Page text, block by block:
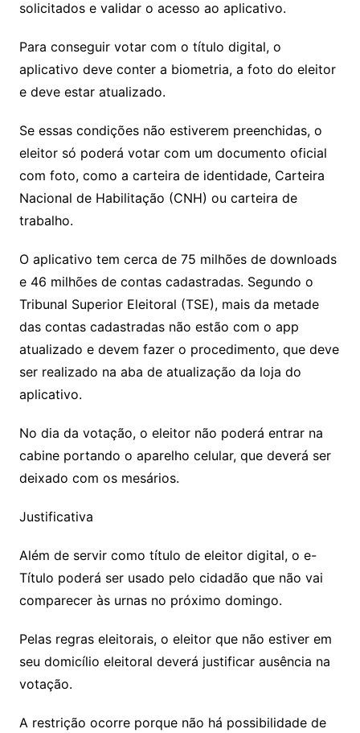
solicitados e validar o acesso ao aplicativo.
Para conseguir votar com o título digital, o
aplicativo deve conter a biometria, a foto do eleitor
e deve estar atualizado.
Se essas condições não estiverem preenchidas, o
eleitor só poderá votar com um documento oficial
com foto, como a carteira de identidade, Carteira
Nacional de Habilitação (CNH) ou carteira de
trabalho.
O aplicativo tem cerca de 75 milhões de downloads
e 46 milhões de contas cadastradas. Segundo o
Tribunal Superior Eleitoral (TSE), mais da metade
das contas cadastradas não estão com o app
atualizado e devem fazer o procedimento, que deve
ser realizado na aba de atualização da loja do
aplicativo.
No dia da votação, o eleitor não poderá entrar na
cabine portando o aparelho celular, que deverá ser
deixado com os mesários.
Justificativa
Além de servir como título de eleitor digital, o e-
Título poderá ser usado pelo cidadão que não vai
comparecer às urnas no próximo domingo.
Pelas regras eleitorais, o eleitor que não estiver em
seu domicílio eleitoral deverá justificar ausência na
votação.
A restrição ocorre porque não há possibilidade de